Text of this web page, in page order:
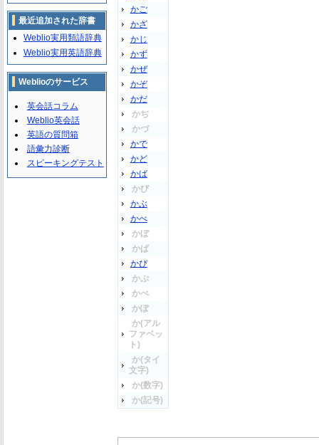
かご
かざ
かじ
かず
かぜ
かぞ
かだ
かぢ
かづ
かで
かど
かば
かび
かぶ
かべ
かぼ
かぱ
かぴ
かぷ
かぺ
かぽ
か(アル
ファベッ
ト)
か(タイ
文字)
か(数字)
か(記号)
最近追加された辞書
Weblio実用類語辞典
Weblio実用英語辞典
Weblioのサービス
英会話コラム
Weblio英会話
英語の質問箱
語彙力診断
スピーキングテスト